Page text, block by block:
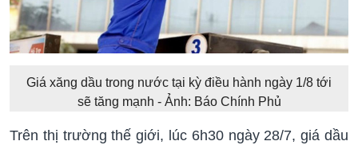
Giá xăng dầu trong nước tại kỳ điều hành ngày 1/8 tới
sẽ tăng mạnh - Ảnh: Báo Chính Phủ
Trên thị trường thế giới, lúc 6h30 ngày 28/7, giá dầu